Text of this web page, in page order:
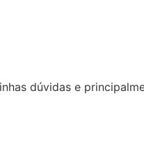
a compra a distância